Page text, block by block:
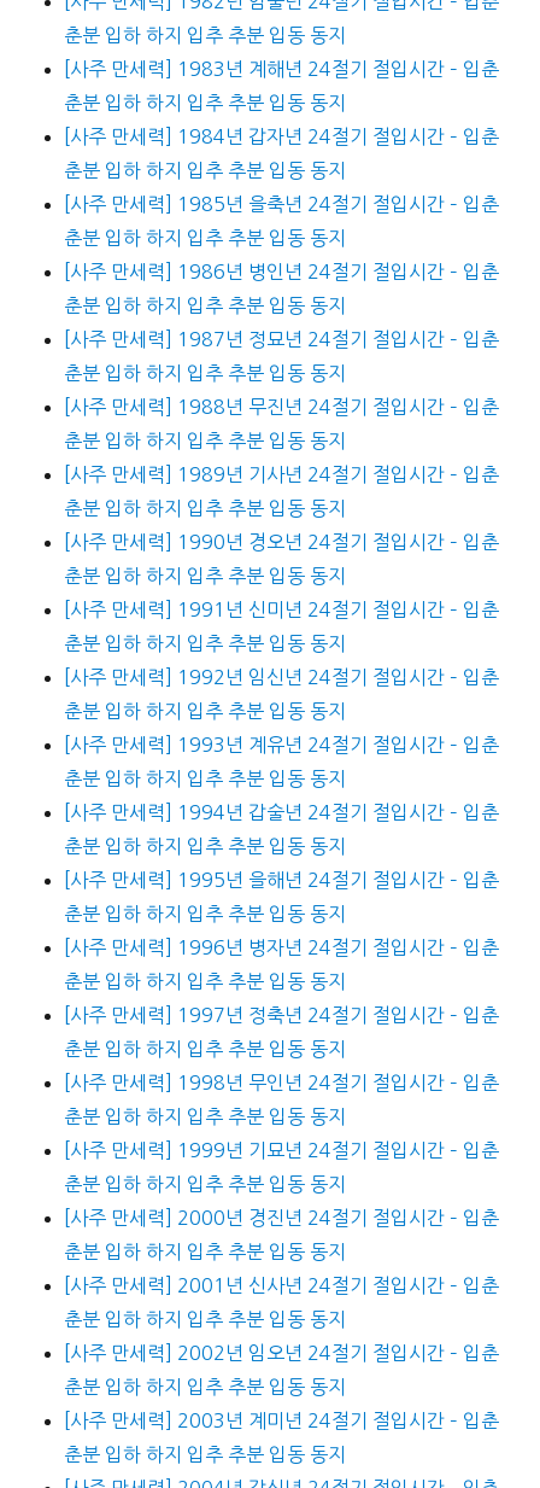
춘분 입하 하지 입추 추분 입동 동지
[사주 만세력] 1983년 계해년 24절기 절입시간 – 입춘
춘분 입하 하지 입추 추분 입동 동지
[사주 만세력] 1984년 갑자년 24절기 절입시간 – 입춘
춘분 입하 하지 입추 추분 입동 동지
[사주 만세력] 1985년 을축년 24절기 절입시간 – 입춘
춘분 입하 하지 입추 추분 입동 동지
[사주 만세력] 1986년 병인년 24절기 절입시간 – 입춘
춘분 입하 하지 입추 추분 입동 동지
[사주 만세력] 1987년 정묘년 24절기 절입시간 – 입춘
춘분 입하 하지 입추 추분 입동 동지
[사주 만세력] 1988년 무진년 24절기 절입시간 – 입춘
춘분 입하 하지 입추 추분 입동 동지
[사주 만세력] 1989년 기사년 24절기 절입시간 – 입춘
춘분 입하 하지 입추 추분 입동 동지
[사주 만세력] 1990년 경오년 24절기 절입시간 – 입춘
춘분 입하 하지 입추 추분 입동 동지
[사주 만세력] 1991년 신미년 24절기 절입시간 – 입춘
춘분 입하 하지 입추 추분 입동 동지
[사주 만세력] 1992년 임신년 24절기 절입시간 – 입춘
춘분 입하 하지 입추 추분 입동 동지
[사주 만세력] 1993년 계유년 24절기 절입시간 – 입춘
춘분 입하 하지 입추 추분 입동 동지
[사주 만세력] 1994년 갑술년 24절기 절입시간 – 입춘
춘분 입하 하지 입추 추분 입동 동지
[사주 만세력] 1995년 을해년 24절기 절입시간 – 입춘
춘분 입하 하지 입추 추분 입동 동지
[사주 만세력] 1996년 병자년 24절기 절입시간 – 입춘
춘분 입하 하지 입추 추분 입동 동지
[사주 만세력] 1997년 정축년 24절기 절입시간 – 입춘
춘분 입하 하지 입추 추분 입동 동지
[사주 만세력] 1998년 무인년 24절기 절입시간 – 입춘
춘분 입하 하지 입추 추분 입동 동지
[사주 만세력] 1999년 기묘년 24절기 절입시간 – 입춘
춘분 입하 하지 입추 추분 입동 동지
[사주 만세력] 2000년 경진년 24절기 절입시간 – 입춘
춘분 입하 하지 입추 추분 입동 동지
[사주 만세력] 2001년 신사년 24절기 절입시간 – 입춘
춘분 입하 하지 입추 추분 입동 동지
[사주 만세력] 2002년 임오년 24절기 절입시간 – 입춘
춘분 입하 하지 입추 추분 입동 동지
[사주 만세력] 2003년 계미년 24절기 절입시간 – 입춘
춘분 입하 하지 입추 추분 입동 동지